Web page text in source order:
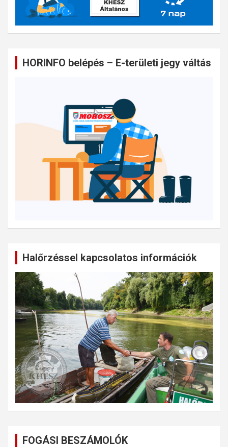
HORINFO belépés – E-területi jegy váltás
Halőrzéssel kapcsolatos információk
FOGÁSI BESZÁMOLÓK